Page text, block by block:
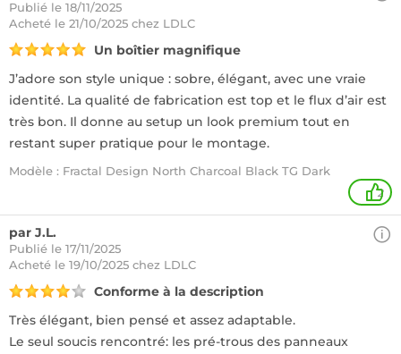
Publié le 18/11/2025
Acheté le 21/10/2025 chez LDLC
Un boîtier magnifique
J’adore son style unique : sobre, élégant, avec une vraie
identité. La qualité de fabrication est top et le flux d’air est
très bon. Il donne au setup un look premium tout en
restant super pratique pour le montage.
Modèle : Fractal Design North Charcoal Black TG Dark
2
par J.L.
Publié le 17/11/2025
Acheté le 19/10/2025 chez LDLC
Conforme à la description
Très élégant, bien pensé et assez adaptable.
Le seul soucis rencontré: les pré-trous des panneaux